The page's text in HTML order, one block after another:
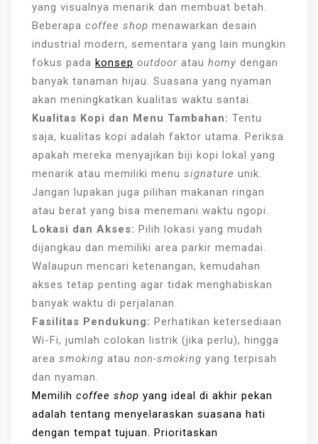
yang visualnya menarik dan membuat betah.
Beberapa coffee shop menawarkan desain
industrial modern, sementara yang lain mungkin
fokus pada konsep outdoor atau homy dengan
banyak tanaman hijau. Suasana yang nyaman
akan meningkatkan kualitas waktu santai.
Kualitas Kopi dan Menu Tambahan: Tentu
saja, kualitas kopi adalah faktor utama. Periksa
apakah mereka menyajikan biji kopi lokal yang
menarik atau memiliki menu signature unik.
Jangan lupakan juga pilihan makanan ringan
atau berat yang bisa menemani waktu ngopi.
Lokasi dan Akses: Pilih lokasi yang mudah
dijangkau dan memiliki area parkir memadai.
Walaupun mencari ketenangan, kemudahan
akses tetap penting agar tidak menghabiskan
banyak waktu di perjalanan.
Fasilitas Pendukung: Perhatikan ketersediaan
Wi-Fi, jumlah colokan listrik (jika perlu), hingga
area smoking atau non-smoking yang terpisah
dan nyaman.
Memilih coffee shop yang ideal di akhir pekan
adalah tentang menyelaraskan suasana hati
dengan tempat tujuan. Prioritaskan